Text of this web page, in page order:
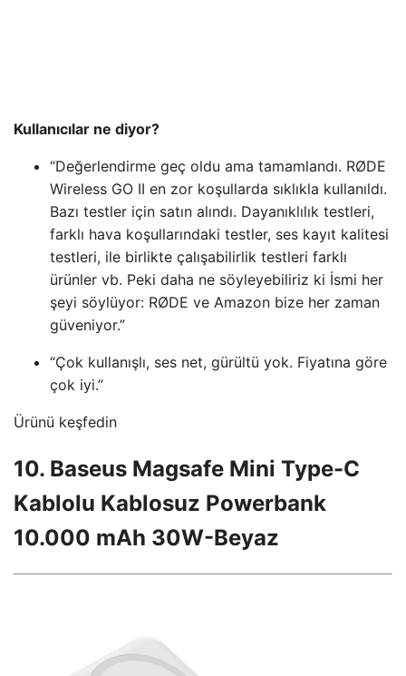
Kullanıcılar ne diyor?
“Değerlendirme geç oldu ama tamamlandı. RØDE
Wireless GO II en zor koşullarda sıklıkla kullanıldı.
Bazı testler için satın alındı. Dayanıklılık testleri,
farklı hava koşullarındaki testler, ses kayıt kalitesi
testleri, ile birlikte çalışabilirlik testleri farklı
ürünler vb. Peki daha ne söyleyebiliriz ki İsmi her
şeyi söylüyor: RØDE ve Amazon bize her zaman
güveniyor.”
“Çok kullanışlı, ses net, gürültü yok. Fiyatına göre
çok iyi.”
Ürünü keşfedin
10. Baseus Magsafe Mini Type-C
Kablolu Kablosuz Powerbank
10.000 mAh 30W-Beyaz